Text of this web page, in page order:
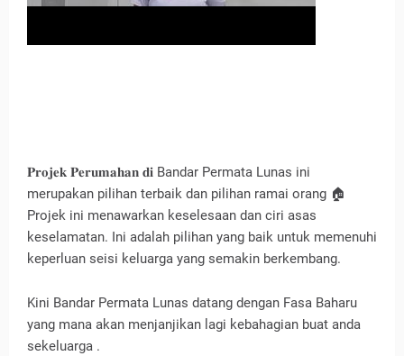
𝐏𝐫𝐨𝐣𝐞𝐤 𝐏𝐞𝐫𝐮𝐦𝐚𝐡𝐚𝐧 𝐝𝐢 Bandar Permata Lunas ini
merupakan pilihan terbaik dan pilihan ramai orang 🏠
Projek ini menawarkan keselesaan dan ciri asas
keselamatan. Ini adalah pilihan yang baik untuk memenuhi
keperluan seisi keluarga yang semakin berkembang.
Kini Bandar Permata Lunas datang dengan Fasa Baharu
yang mana akan menjanjikan lagi kebahagian buat anda
sekeluarga .